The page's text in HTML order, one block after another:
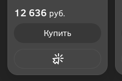
12 636 руб.
Купить